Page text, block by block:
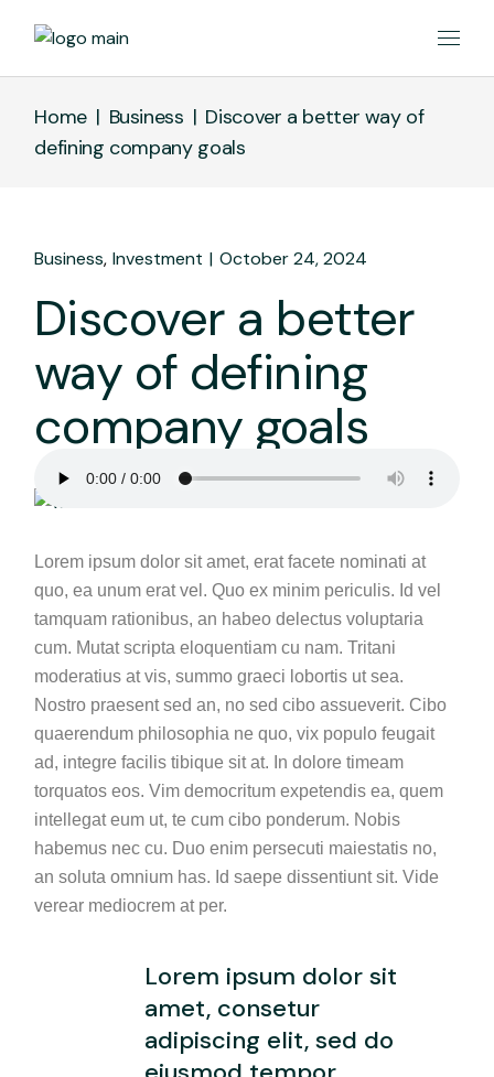
Home Business
Discover a better way of
defining company goals
Business Investment October 24, 2024
Discover a better
way of defining
company goals
Lorem ipsum dolor sit amet, erat facete nominati at
quo, ea unum erat vel. Quo ex minim periculis. Id vel
tamquam rationibus, an habeo delectus voluptaria
cum. Mutat scripta eloquentiam cu nam. Tritani
moderatius at vis, summo graeci lobortis ut sea.
Nostro praesent sed an, no sed cibo assueverit. Cibo
quaerendum philosophia ne quo, vix populo feugait
ad, integre facilis tibique sit at. In dolore timeam
torquatos eos. Vim democritum expetendis ea, quem
intellegat eum ut, te cum cibo ponderum. Nobis
habemus nec cu. Duo enim persecuti maiestatis no,
an soluta omnium has. Id saepe dissentiunt sit. Vide
verear mediocrem at per.
Lorem ipsum dolor sit
amet, consetur
adipiscing elit, sed do